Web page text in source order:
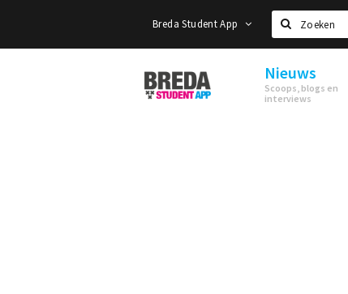
Breda Student App
Zoeken
Breda
Student
Nieuws
Scoops, blogs en
interviews